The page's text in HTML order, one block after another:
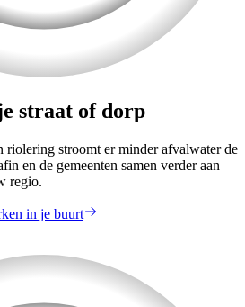
straat of dorp
riolering stroomt er minder afvalwater de
en de gemeenten samen verder aan
regio.
in je buurt